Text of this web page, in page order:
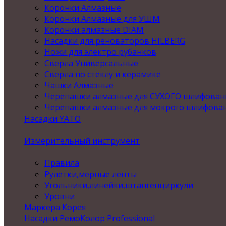
Коронки Алмазные
Коронки Алмазные для УШМ
Коронки алмазные DIAM
Насадки для реноваторов HILBERG
Ножи для электро рубанков
Сверла Универсальные
Сверла по стеклу и керамике
Чашки Алмазные
Черепашки алмазные для СУХОГО
Черепашки алмазные для мокрого
Насадки YATO
Измерительный инструмент
Правила
Рулетки,мерные ленты
Угольники,линейки,штангенциркули
Уровни
Маркера Корея
Насадки РемоКолор Professional